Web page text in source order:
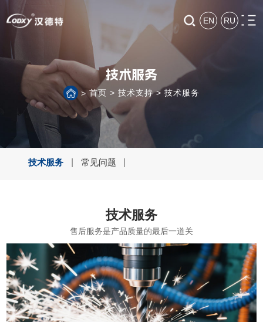
EN RU
技术服务
> 首页 > 技术支持> 技术服务
技术服务 常见问题
技术服务
售后服务是产品质量的最后一道关